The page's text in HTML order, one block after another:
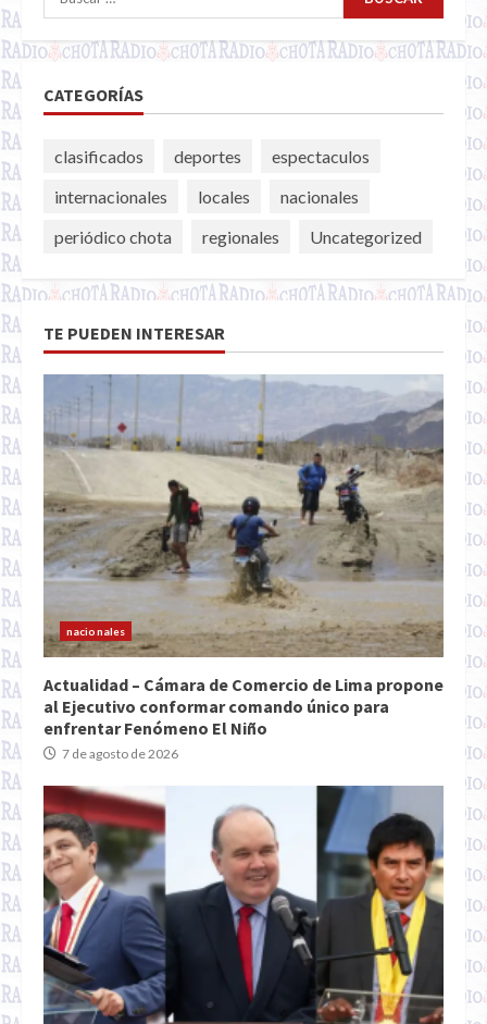
CATEGORÍAS
clasificados deportes
espectaculos
internacionales
locales
nacionales
periódico chota
regionales Uncategorized
TE PUEDEN INTERESAR
nacionales
Actualidad – Cámara de Comercio de Lima propone
al Ejecutivo conformar comando único para
enfrentar Fenómeno El Niño
7 de agosto de 2026